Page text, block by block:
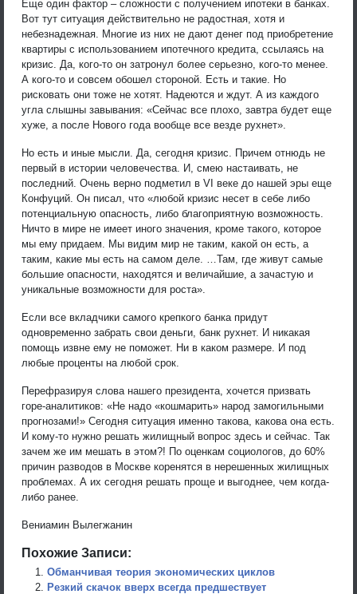
Еще один фактор – сложности с получением ипотеки в банках.
Вот тут ситуация действительно не радостная, хотя и
небезнадежная. Многие из них не дают денег под приобретение
квартиры с использованием ипотечного кредита, ссылаясь на
кризис. Да, кого-то он затронул более серьезно, кого-то менее.
А кого-то и совсем обошел стороной. Есть и такие. Но
рисковать они тоже не хотят. Надеются и ждут. А из каждого
угла слышны завывания: «Сейчас все плохо, завтра будет еще
хуже, а после Нового года вообще все везде рухнет».
Но есть и иные мысли. Да, сегодня кризис. Причем отнюдь не
первый в истории человечества. И, смею настаивать, не
последний. Очень верно подметил в VI веке до нашей эры еще
Конфуций. Он писал, что «любой кризис несет в себе либо
потенциальную опасность, либо благоприятную возможность.
Ничто в мире не имеет иного значения, кроме такого, которое
мы ему придаем. Мы видим мир не таким, какой он есть, а
таким, какие мы есть на самом деле. …Там, где живут самые
большие опасности, находятся и величайшие, а зачастую и
уникальные возможности для роста».
Если все вкладчики самого крепкого банка придут
одновременно забрать свои деньги, банк рухнет. И никакая
помощь извне ему не поможет. Ни в каком размере. И под
любые проценты на любой срок.
Перефразируя слова нашего президента, хочется призвать
горе-аналитиков: «Не надо «кошмарить» народ замогильными
прогнозами!» Сегодня ситуация именно такова, какова она есть.
И кому-то нужно решать жилищный вопрос здесь и сейчас. Так
зачем же им мешать в этом?! По оценкам социологов, до 60%
причин разводов в Москве коренятся в нерешенных жилищных
проблемах. А их сегодня решать проще и выгоднее, чем когда-
либо ранее.
Вениамин Вылегжанин
Похожие Записи:
Обманчивая теория экономических циклов
Резкий скачок вверх всегда предшествует